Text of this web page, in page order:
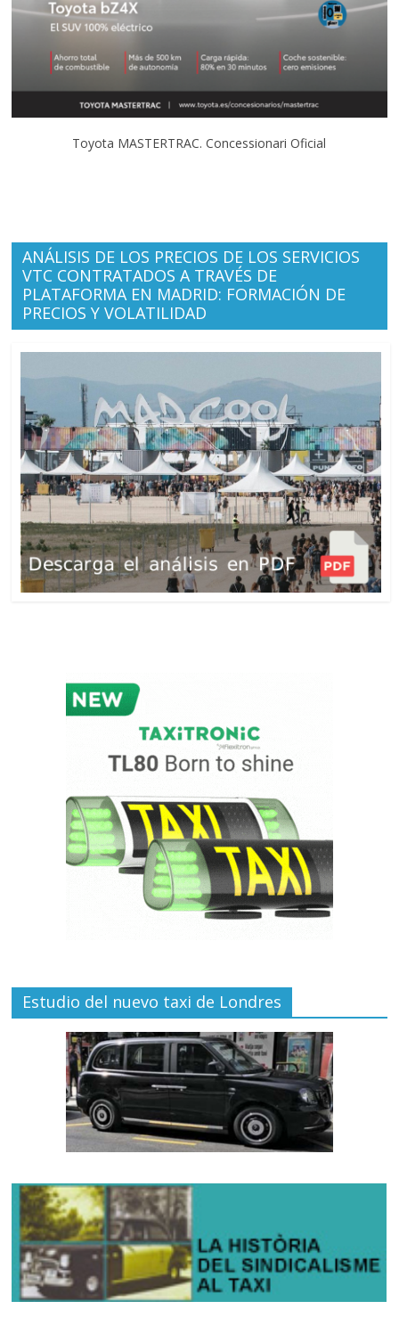
Toyota MASTERTRAC. Concessionari Oficial
ANÁLISIS DE LOS PRECIOS DE LOS SERVICIOS
VTC CONTRATADOS A TRAVÉS DE
PLATAFORMA EN MADRID: FORMACIÓN DE
PRECIOS Y VOLATILIDAD
Estudio del nuevo taxi de Londres